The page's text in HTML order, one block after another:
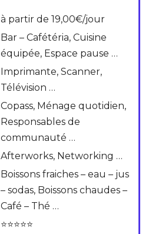
à partir de 19,00€/jour
Bar – Cafétéria, Cuisine
équipée, Espace pause …
Imprimante, Scanner,
Télévision …
Copass, Ménage quotidien,
Responsables de
communauté …
Afterworks, Networking …
Boissons fraiches – eau – jus
– sodas, Boissons chaudes –
Café – Thé …
⭐⭐⭐⭐⭐